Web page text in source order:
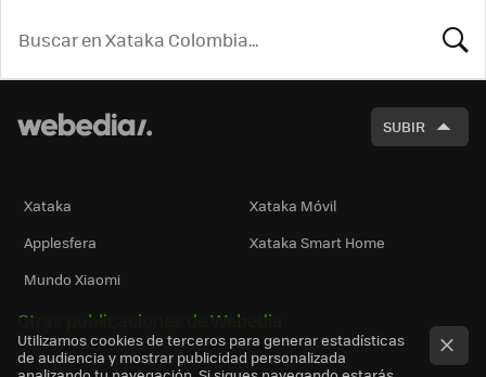
SUBIR
Xataka
Xataka Móvil
Applesfera
Xataka Smart Home
Mundo Xiaomi
Otras publicaciones de Webedia
Utilizamos cookies de terceros para generar estadísticas
de audiencia y mostrar publicidad personalizada